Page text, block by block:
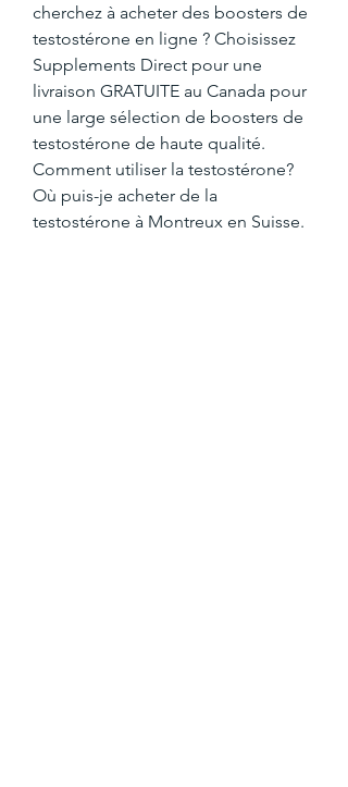
cherchez à acheter des boosters de
testostérone en ligne ? Choisissez
Supplements Direct pour une
livraison GRATUITE au Canada pour
une large sélection de boosters de
testostérone de haute qualité.
Comment utiliser la testostérone?
Où puis-je acheter de la
testostérone à Montreux en Suisse.